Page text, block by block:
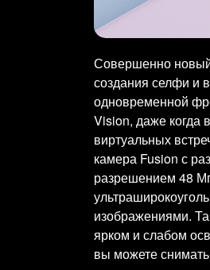
Совершенно новый
создания селфи и
одновременной
Vision, даже когда
виртуальных
камера Fusion с
разрешением 48
изображениями.
ярком и слабом
вы можете